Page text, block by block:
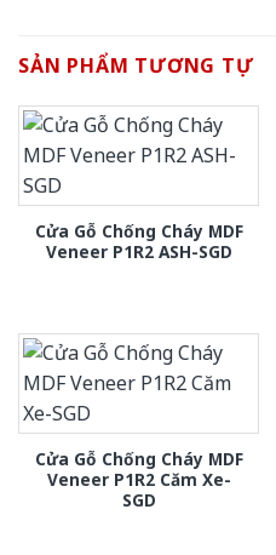
SẢN PHẨM TƯƠNG TỰ
Cửa Gỗ Chống Cháy MDF
Veneer P1R2 ASH-SGD
Cửa Gỗ Chống Cháy MDF
Veneer P1R2 Căm Xe-
SGD